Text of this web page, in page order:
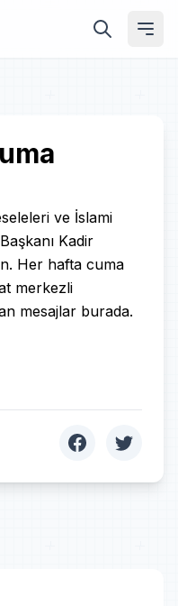
ve İslami
Kadir
Her hafta cuma
merkezli
mesajlar burada.